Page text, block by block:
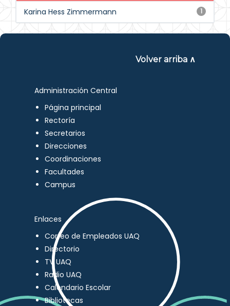
1
Karina Hess Zimmermann
Volver arriba ∧
Administración Central
Página principal
Rectoría
Secretarios
Direcciones
Coordinaciones
Facultades
Campus
Enlaces
Correo de Empleados UAQ
Directorio
TV UAQ
Radio UAQ
Calendario Escolar
Bibliotecas